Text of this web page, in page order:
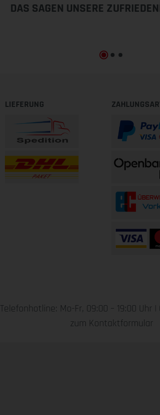
DAS SAGEN UNSERE
LIEFERUNG
Telefonhotline: Mo-Fr, 09:00 – 19:00 Uhr |
zum Kontaktformular